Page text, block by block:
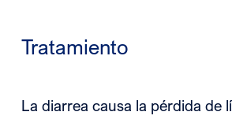
Tratamiento
La diarrea causa la pérdida de